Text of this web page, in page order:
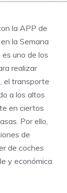
la APP de
la Semana
uno de los
realizar
el transporte
a los altos
en ciertos
Por ello,
de
de coches
y económica